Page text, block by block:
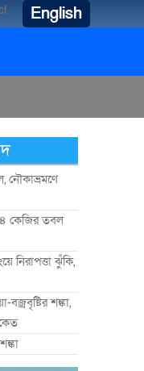
English
নৌকাভ্রমণে
কেজির তবল
নিরাপত্তা ঝুঁকি,
শঙ্কা,
আভাস,